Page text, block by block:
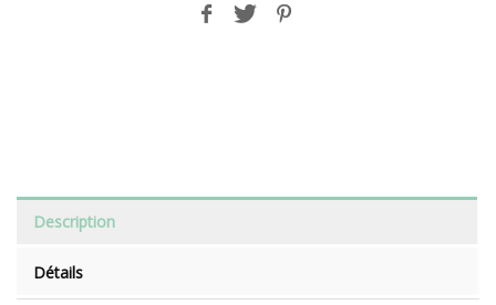
Description
Détails